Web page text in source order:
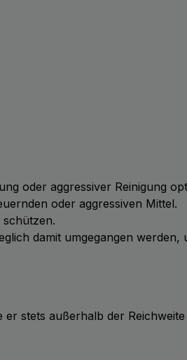
oder aggressiver Reinigung
oder aggressiven Mittel.
damit umgegangen
stets außerhalb der